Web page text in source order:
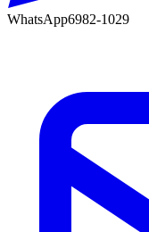
WhatsApp6982-1029